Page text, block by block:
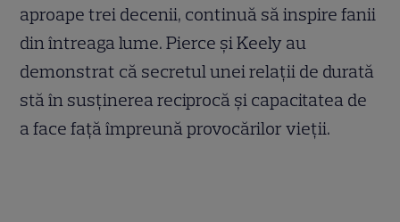
aproape trei decenii, continuă să inspire fanii
din întreaga lume. Pierce și Keely au
demonstrat că secretul unei relații de durată
stă în susținerea reciprocă și capacitatea de
a face față împreună provocărilor vieții.